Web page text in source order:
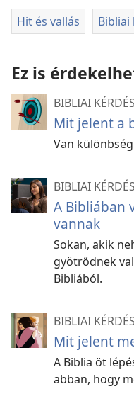
Hit és vallás Bibliai
Ez is
BIBLIAI
Mit jelent a
Van
BIBLIAI
A Bibliában
vannak
Sokan, akik
gyötrődnek
Bibliából.
BIBLIAI
Mit jelent
A Biblia öt
abban, hogy